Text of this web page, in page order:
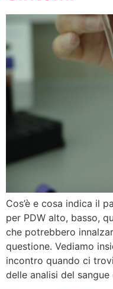
Cos’è e cosa indica il
per PDW alto, basso,
che potrebbero
questione. Vediamo
incontro quando ci
delle analisi del